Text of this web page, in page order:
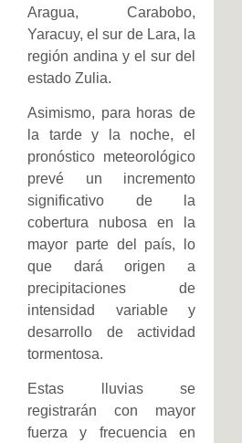
Aragua, Carabobo,
Yaracuy, el sur de Lara, la
región andina y el sur del
estado Zulia.
Asimismo, para horas de
la tarde y la noche, el
pronóstico meteorológico
prevé un incremento
significativo de la
cobertura nubosa en la
mayor parte del país, lo
que dará origen a
precipitaciones de
intensidad variable y
desarrollo de actividad
tormentosa.
Estas lluvias se
registrarán con mayor
fuerza y frecuencia en